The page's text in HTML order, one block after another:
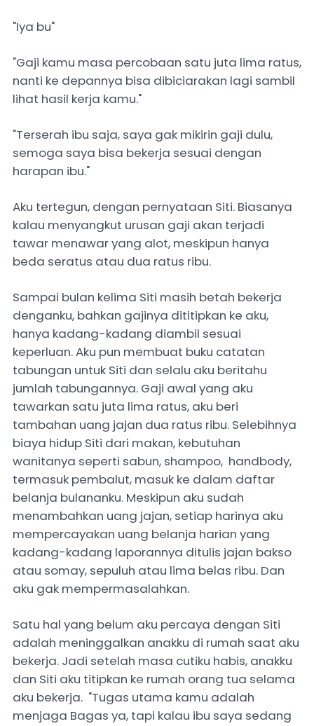
"Iya bu"
"Gaji kamu masa percobaan satu juta lima ratus,
nanti ke depannya bisa dibiciarakan lagi sambil
lihat hasil kerja kamu."
"Terserah ibu saja, saya gak mikirin gaji dulu,
semoga saya bisa bekerja sesuai dengan
harapan ibu."
Aku tertegun, dengan pernyataan Siti. Biasanya
kalau menyangkut urusan gaji akan terjadi
tawar menawar yang alot, meskipun hanya
beda seratus atau dua ratus ribu.
Sampai bulan kelima Siti masih betah bekerja
denganku, bahkan gajinya dititipkan ke aku,
hanya kadang-kadang diambil sesuai
keperluan. Aku pun membuat buku catatan
tabungan untuk Siti dan selalu aku beritahu
jumlah tabungannya. Gaji awal yang aku
tawarkan satu juta lima ratus, aku beri
tambahan uang jajan dua ratus ribu. Selebihnya
biaya hidup Siti dari makan, kebutuhan
wanitanya seperti sabun, shampoo, handbody,
termasuk pembalut, masuk ke dalam daftar
belanja bulananku. Meskipun aku sudah
menambahkan uang jajan, setiap harinya aku
mempercayakan uang belanja harian yang
kadang-kadang laporannya ditulis jajan bakso
atau somay, sepuluh atau lima belas ribu. Dan
aku gak mempermasalahkan.
Satu hal yang belum aku percaya dengan Siti
adalah meninggalkan anakku di rumah saat aku
bekerja. Jadi setelah masa cutiku habis, anakku
dan Siti aku titipkan ke rumah orang tua selama
aku bekerja. "Tugas utama kamu adalah
menjaga Bagas ya, tapi kalau ibu saya sedang